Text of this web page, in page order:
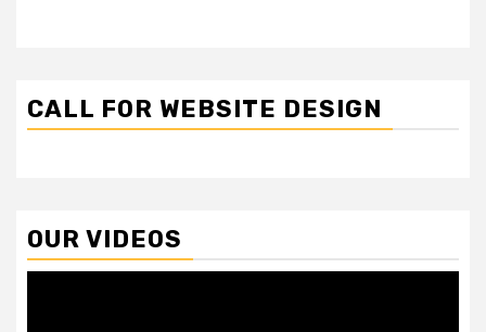
CALL FOR WEBSITE DESIGN
OUR VIDEOS